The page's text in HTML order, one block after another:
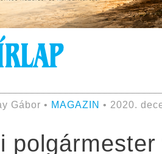
Gábor • MAGAZIN • 2020.